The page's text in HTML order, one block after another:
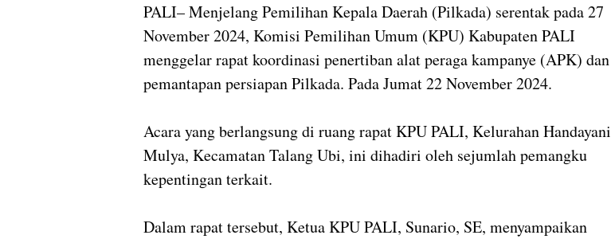
PALI– Menjelang Pemilihan Kepala Daerah (Pilkada) serentak pada 27
November 2024, Komisi Pemilihan Umum (KPU) Kabupaten PALI
menggelar rapat koordinasi penertiban alat peraga kampanye (APK) dan
pemantapan persiapan Pilkada. Pada Jumat 22 November 2024.
Acara yang berlangsung di ruang rapat KPU PALI, Kelurahan Handayani
Mulya, Kecamatan Talang Ubi, ini dihadiri oleh sejumlah pemangku
kepentingan terkait.
Dalam rapat tersebut, Ketua KPU PALI, Sunario, SE, menyampaikan